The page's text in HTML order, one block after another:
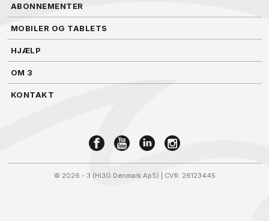
ABONNEMENTER
MOBILER OG TABLETS
HJÆLP
OM 3
KONTAKT
© 2026 - 3 (Hi3G Denmark ApS) | CVR: 26123445